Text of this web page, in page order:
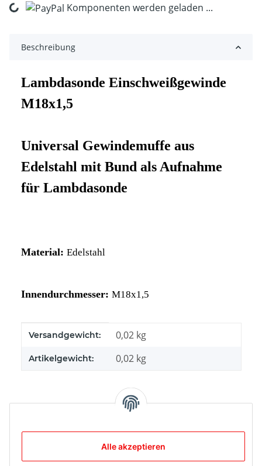
Loading... Komponenten werden geladen ...
Beschreibung
Lambdasonde Einschweißgewinde
M18x1,5
Universal Gewindemuffe aus
Edelstahl mit Bund als Aufnahme
für Lambdasonde
Material: Edelstahl
Innendurchmesser: M18x1,5
Produkteigenschaft
Wert
Versandgewicht: 0,02 kg
Artikelgewicht: 0,02 kg
Bewertungen
Alle akzeptieren